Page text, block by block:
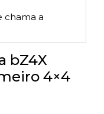
chama a
bZ4X
4×4